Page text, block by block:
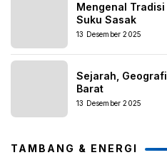
Mengenal
Suku Sasak
13 Desember 2025
Sejarah,
Barat
13 Desember 2025
TAMBANG & ENERGI